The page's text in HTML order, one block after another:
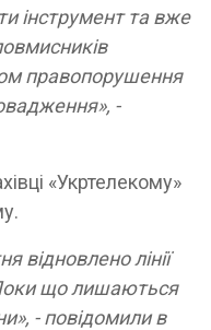
інструмент та вже
правопорушення
-
«Укртелекому»
відновлено лінії
що лишаються
- повідомили в